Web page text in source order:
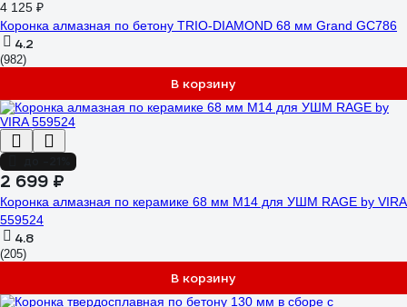
4 125 ₽
Коронка алмазная по бетону TRIO-DIAMOND 68 мм Grand GC786
4.2
(982)
В корзину
2 699 ₽
Коронка алмазная по керамике 68 мм М14 для УШМ RAGE by VIRA
559524
4.8
(205)
В корзину